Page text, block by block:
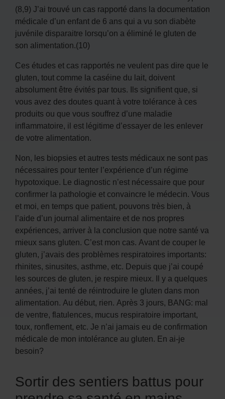
(8,9) J’ai trouvé un cas rapporté dans la documentation
médicale d’un enfant de 6 ans qui a vu son diabète
juvénile disparaitre lorsqu’on a éliminé le gluten de
son alimentation.(10)
Ces études et cas rapportés ne veulent pas dire que le
gluten, tout comme la caséine du lait, doivent
absolument être évités par tous. Ils signifient que, si
vous avez des doutes quant à votre tolérance à ces
produits ou que vous souffrez d’une maladie
inflammatoire, il est légitime d’essayer de les enlever
de votre alimentation.
Non, les biopsies et autres tests médicaux ne sont pas
nécessaires pour tenter l’expérience d’un régime
hypotoxique. Le diagnostic n’est nécessaire que pour
confirmer la pathologie et convaincre le médecin. Vous
et moi, en temps que patient, pouvons très bien, à
l’aide d’un journal alimentaire et de nos propres
expériences, arriver à la conclusion que notre santé va
mieux sans gluten. C’est mon cas. Avant de couper le
gluten, j’avais des problèmes respiratoires importants:
rhinites, sinusites, asthme, etc. Depuis que j’ai coupé
les sources de gluten, je respire mieux. Il y a quelques
années, j’ai tenté de réintroduire le gluten dans mon
alimentation. Au début, rien. Après 3 jours, BANG: mal
de ventre, flatulences, mucus respiratoire important,
toux, ronflement, etc. Je n’ai jamais eu de confirmation
médicale de mon intolérance au gluten. En ai-je
besoin?
Sortir des sentiers battus pour